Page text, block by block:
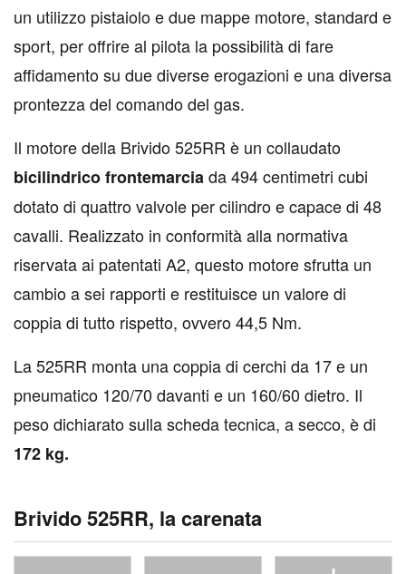
un utilizzo pistaiolo e due mappe motore, standard e
sport, per offrire al pilota la possibilità di fare
affidamento su due diverse erogazioni e una diversa
prontezza del comando del gas.
Il motore della Brivido 525RR è un collaudato
bicilindrico frontemarciada 494 centimetri cubi
dotato di quattro valvole per cilindro e capace di 48
cavalli. Realizzato in conformità alla normativa
riservata ai patentati A2, questo motore sfrutta un
cambio a sei rapporti e restituisce un valore di
coppia di tutto rispetto, ovvero 44,5 Nm.
La 525RR monta una coppia di cerchi da 17 e un
pneumatico 120/70 davanti e un 160/60 dietro. Il
peso dichiarato sulla scheda tecnica, a secco, è di
172 kg.
Brivido 525RR, la carenata